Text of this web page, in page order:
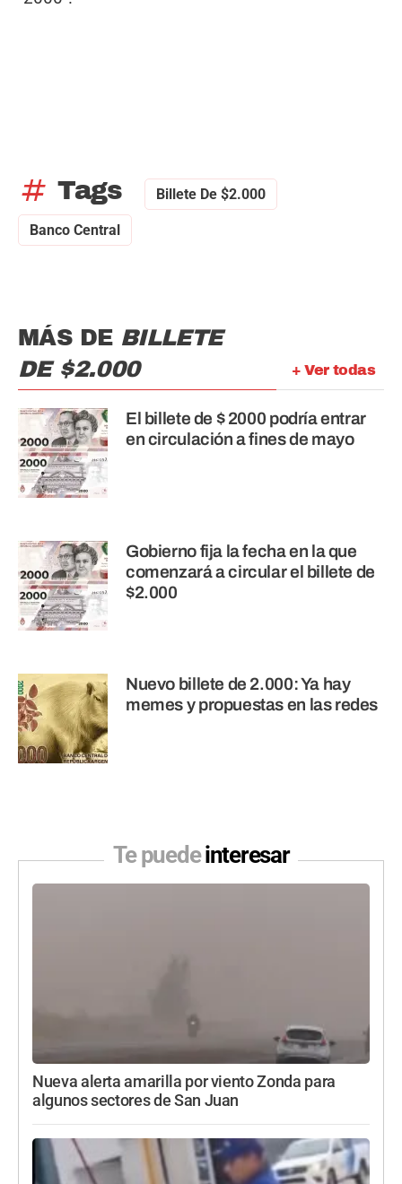
tag Tags Billete De $2.000
Banco Central
+ Ver todas
MÁS DE BILLETE
DE $2.000
El billete de $ 2000 podría entrar
en circulación a fines de mayo
Gobierno fija la fecha en la que
comenzará a circular el billete de
$2.000
Nuevo billete de 2.000: Ya hay
memes y propuestas en las redes
Te puedeinteresar
Nueva alerta amarilla por viento Zonda para
algunos sectores de San Juan